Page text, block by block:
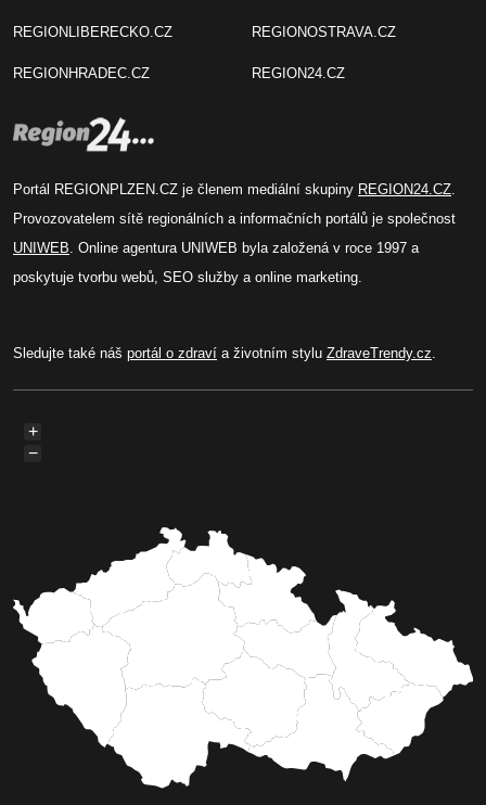
REGIONLIBERECKO.CZ
REGIONHRADEC.CZ
REGIONOSTRAVA.CZ
REGION24.CZ
Portál REGIONPLZEN.CZ je členem mediální skupiny REGION24.CZ.
Provozovatelem sítě regionálních a informačních portálů je společnost
UNIWEB. Online agentura UNIWEB byla založená v roce 1997 a
poskytuje tvorbu webů, SEO služby a online marketing.
Sledujte také náš portál o zdraví a životním stylu ZdraveTrendy.cz.
+
−